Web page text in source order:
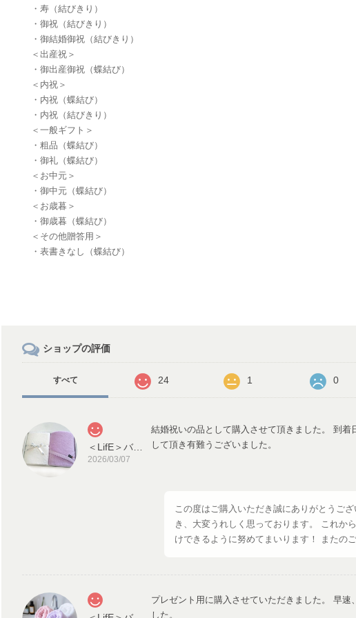
・寿（結びきり）
・御祝（結びきり）
・御結婚御祝（結びきり）
＜出産祝＞
・御出産御祝（蝶結び）
＜内祝＞
・内祝（蝶結び）
・内祝（結びきり）
＜一般ギフト＞
・粗品（蝶結び）
・御礼（蝶結び）
＜お中元＞
・御中元（蝶結び）
＜お歳暮＞
・御歳暮（蝶結び）
＜その他贈答用＞
・表書きなし（蝶結び）
ショップの評価
すべて 24 1 0
＜LifE＞バスタオル2枚セット（オフホワイト、ラベンダー）
2026/03/07
結婚祝いの品として購入させて頂きました。 到
して頂き有難うございました。
この度はご購入いただき誠にありがとうご
き、大変うれしく思っております。 これか
けできるように努めてまいります！ またの
プレゼント用に購入させていただきました。 早
した。